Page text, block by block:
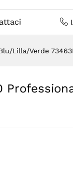
Lilla/Verde